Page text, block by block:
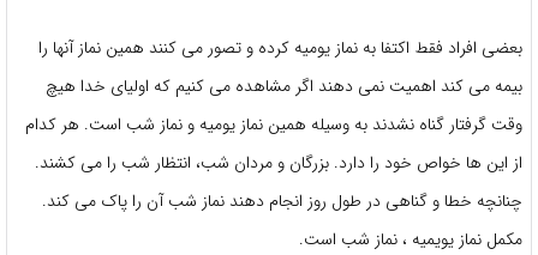
بعضی افراد فقط اکتفا به نماز یومیه کرده و تصور می کنند همین نماز آنها را
بیمه می کند اهمیت نمی دهند اگر مشاهده می کنیم که اولیای خدا هیچ
وقت گرفتار گناه نشدند به وسیله همین نماز یومیه و نماز شب است. هر کدام
از این ها خواص خود را دارد. بزرگان و مردان شب، انتظار شب را می کشند.
چنانچه خطا و گناهی در طول روز انجام دهند نماز شب آن را پاک می کند.
مکمل نماز یویمیه ، نماز شب است.